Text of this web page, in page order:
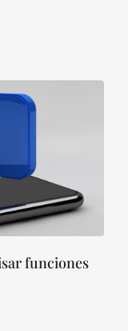
funciones